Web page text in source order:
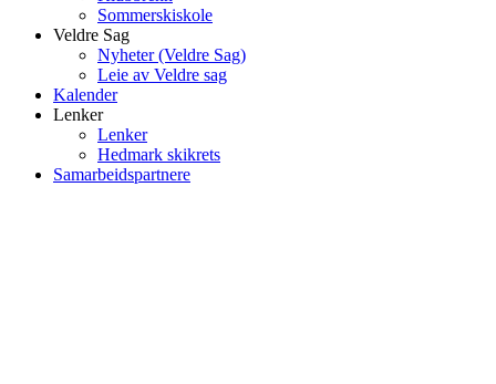
Sommerskiskole
Veldre Sag
Nyheter (Veldre Sag)
Leie av Veldre sag
Kalender
Lenker
Lenker
Hedmark skikrets
Samarbeidspartnere